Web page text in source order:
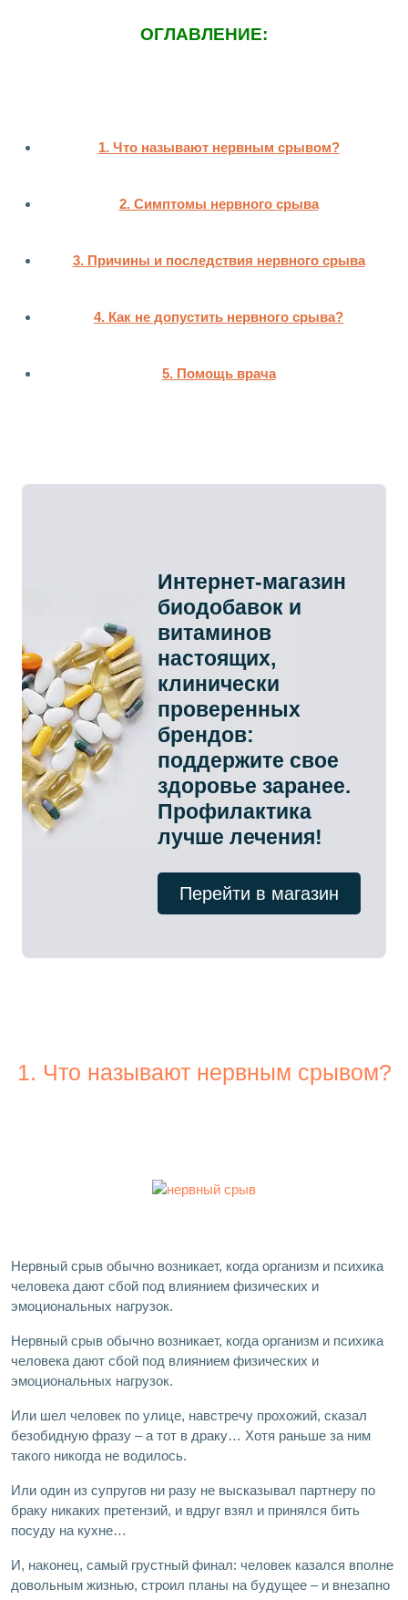
ОГЛАВЛЕНИЕ:
1. Что называют нервным срывом?
2. Симптомы нервного срыва
3. Причины и последствия нервного срыва
4. Как не допустить нервного срыва?
5. Помощь врача
Интернет-магазин
биодобавок и
витаминов
настоящих,
клинически
проверенных
брендов:
поддержите свое
здоровье заранее.
Профилактика
лучше лечения!
Перейти в магазин
1. Что называют нервным срывом?
Нервный срыв обычно возникает, когда организм и психика
человека дают сбой под влиянием физических и
эмоциональных нагрузок.
Нервный срыв обычно возникает, когда организм и психика
человека дают сбой под влиянием физических и
эмоциональных нагрузок.
Или шел человек по улице, навстречу прохожий, сказал
безобидную фразу – а тот в драку… Хотя раньше за ним
такого никогда не водилось.
Или один из супругов ни разу не высказывал партнеру по
браку никаких претензий, и вдруг взял и принялся бить
посуду на кухне…
И, наконец, самый грустный финал: человек казался вполне
довольным жизнью, строил планы на будущее – и внезапно